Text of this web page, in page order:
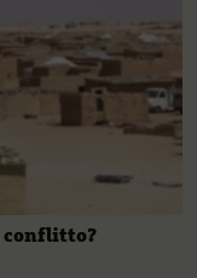
conflitto?